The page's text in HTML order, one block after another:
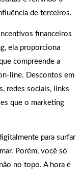
de terceiros.
financeiros
ela proporciona
compreende a
line. Descontos em
redes sociais, links
que o marketing
para surfar
Porém, você só
no topo. A hora é